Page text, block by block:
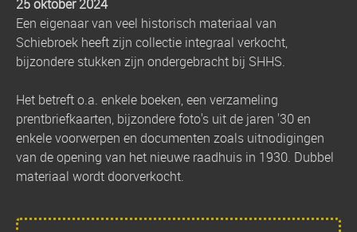
25 oktober 2024
Een eigenaar van veel historisch materiaal van
Schiebroek heeft zijn collectie integraal verkocht,
bijzondere stukken zijn ondergebracht bij SHHS.
Het betreft o.a. enkele boeken, een verzameling
prentbriefkaarten, bijzondere foto's uit de jaren '30 en
enkele voorwerpen en documenten zoals uitnodigingen
van de opening van het nieuwe raadhuis in 1930. Dubbel
materiaal wordt doorverkocht.